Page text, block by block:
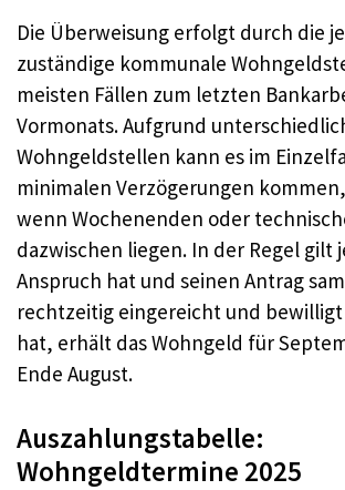
Die Überweisung erfolgt durch die
zuständige kommunale
meisten Fällen zum letzten
Vormonats. Aufgrund
Wohngeldstellen kann es im
minimalen Verzögerungen
wenn Wochenenden oder
dazwischen liegen. In der Regel gilt
Anspruch hat und seinen Antrag
rechtzeitig eingereicht und
hat, erhält das Wohngeld für
Ende August.
Auszahlungstabelle:
Wohngeldtermine 2025